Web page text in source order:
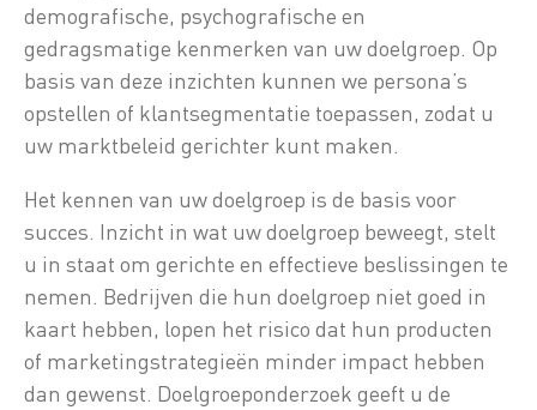
demografische, psychografische en
gedragsmatige kenmerken van uw doelgroep. Op
basis van deze inzichten kunnen we persona’s
opstellen of klantsegmentatie toepassen, zodat u
uw marktbeleid gerichter kunt maken.
Het kennen van uw doelgroep is de basis voor
succes. Inzicht in wat uw doelgroep beweegt, stelt
u in staat om gerichte en effectieve beslissingen te
nemen. Bedrijven die hun doelgroep niet goed in
kaart hebben, lopen het risico dat hun producten
of marketingstrategieën minder impact hebben
dan gewenst. Doelgroeponderzoek geeft u de